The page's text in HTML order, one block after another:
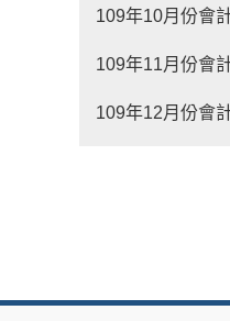
109年10月份會
109年11月份會
109年12月份會